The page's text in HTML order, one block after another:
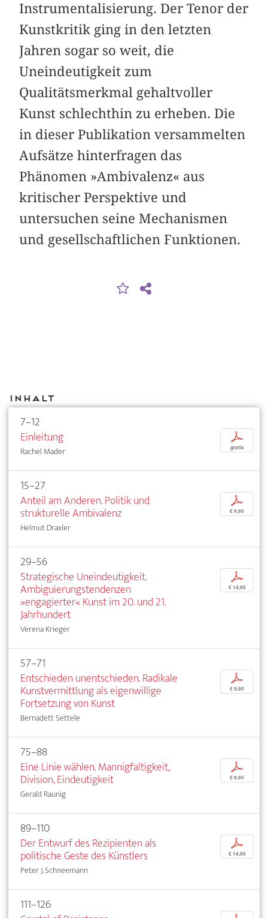
Instrumentalisierung. Der Tenor der
Kunstkritik ging in den letzten
Jahren sogar so weit, die
Uneindeutigkeit zum
Qualitätsmerkmal gehaltvoller
Kunst schlechthin zu erheben. Die
in dieser Publikation versammelten
Aufsätze hinterfragen das
Phänomen »Ambivalenz« aus
kritischer Perspektive und
untersuchen seine Mechanismen
und gesellschaftlichen Funktionen.
Inhalt
7–12
Einleitung
Rachel Mader
p
gratis
15–27
Anteil am Anderen. Politik und
strukturelle Ambivalenz
Helmut Draxler
p
€ 9,95
29–56
Strategische Uneindeutigkeit.
Ambiguierungstendenzen
»engagierter« Kunst im 20. und 21.
Jahrhundert
Verena Krieger
p
€ 14,95
57–71
Entschieden unentschieden. Radikale
Kunstvermittlung als eigenwillige
Fortsetzung von Kunst
Bernadett Settele
p
€ 9,95
75–88
Eine Linie wählen. Mannigfaltigkeit,
Division, Eindeutigkeit
Gerald Raunig
p
€ 9,95
89–110
Der Entwurf des Rezipienten als
politische Geste des Künstlers
Peter J. Schneemann
p
€ 14,95
111–126